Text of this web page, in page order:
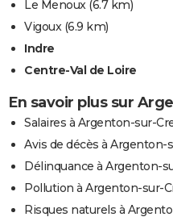
Le Menoux(6.7 km)
Vigoux(6.9 km)
Indre
Centre-Val de Loire
En savoir plus sur
Salaires à Argenton-sur-
Avis de décès à Argenton-
Délinquance à Argenton-
Pollution à Argenton-sur-
Risques naturels à